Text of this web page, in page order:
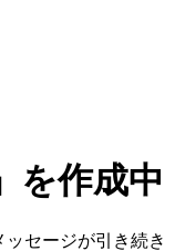
を作成中
セージが引き続き